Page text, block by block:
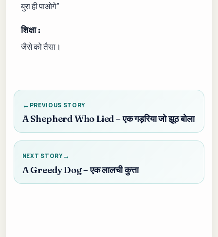
बुरा ही पाओगे”
शिक्षा :
जैसे को तैसा।
PREVIOUS STORY
A Shepherd Who Lied – एक गड़रिया जो झूठ बोला
NEXT STORY
A Greedy Dog – एक लालची कुत्ता